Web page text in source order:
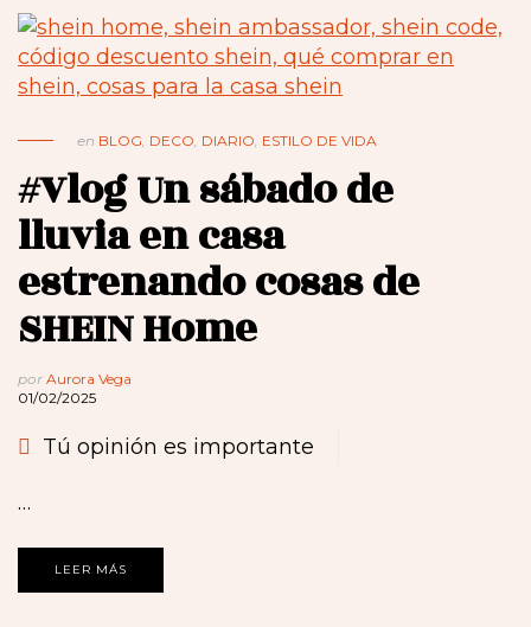
en BLOG, DECO, DIARIO, ESTILO DE VIDA
#Vlog Un sábado de
lluvia en casa
estrenando cosas de
SHEIN Home
por Aurora Vega
01/02/2025
Tú opinión es importante
…
LEER MÁS